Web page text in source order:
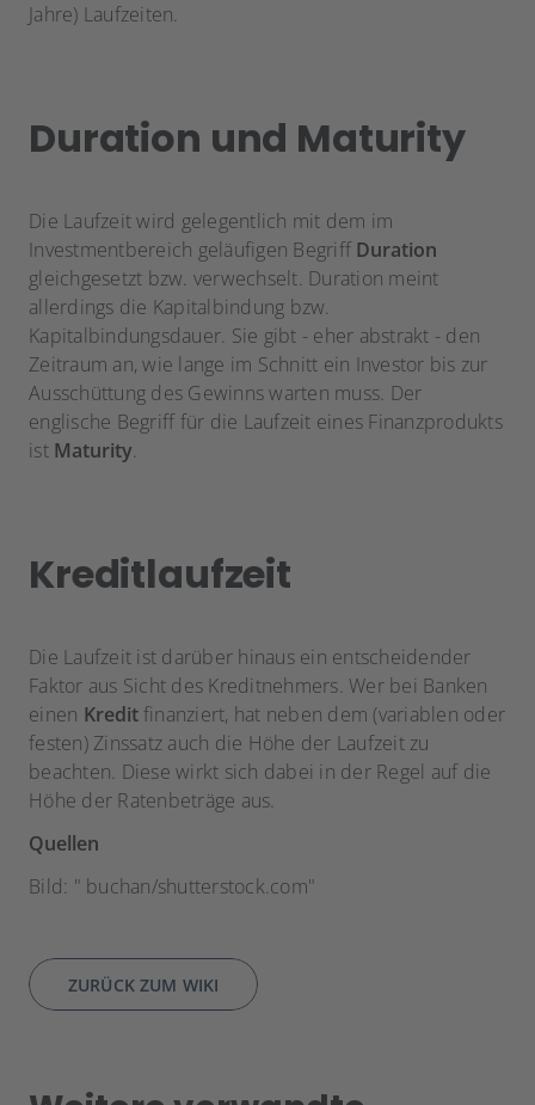
Jahre) Laufzeiten.
Duration und Maturity
Die Laufzeit wird gelegentlich mit dem im
Investmentbereich geläufigen BegriffDuration
gleichgesetzt bzw. verwechselt. Duration meint
allerdings die Kapitalbindung bzw.
Kapitalbindungsdauer. Sie gibt - eher abstrakt - den
Zeitraum an, wie lange im Schnitt ein Investor bis zur
Ausschüttung des Gewinns warten muss. Der
englische Begriff für die Laufzeit eines Finanzprodukts
ist Maturity.
Kreditlaufzeit
Die Laufzeit ist darüber hinaus ein entscheidender
Faktor aus Sicht des Kreditnehmers. Wer bei Banken
einen Kreditfinanziert, hat neben dem (variablen oder
festen) Zinssatz auch die Höhe der Laufzeit zu
beachten. Diese wirkt sich dabei in der Regel auf die
Höhe der Ratenbeträge aus.
Quellen
Bild: " buchan/shutterstock.com"
ZURÜCK ZUM WIKI